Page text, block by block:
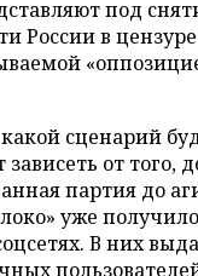
под
России в
сценарий
зависеть от того,
партия до
уже
В них